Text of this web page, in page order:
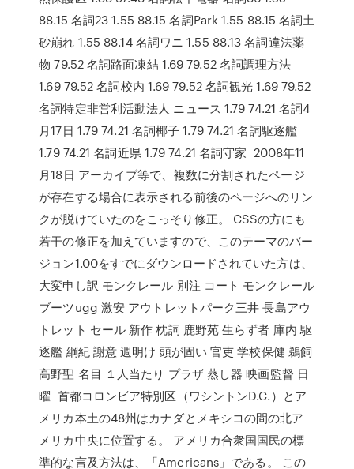
88.15 名詞23 1.55 88.15 名詞Park 1.55 88.15 名詞土
砂崩れ 1.55 88.14 名詞ワニ 1.55 88.13 名詞違法薬
物 79.52 名詞路面凍結 1.69 79.52 名詞調理方法
1.69 79.52 名詞校内 1.69 79.52 名詞観光 1.69 79.52
名詞特定非営利活動法人 ニュース 1.79 74.21 名詞4
月17日 1.79 74.21 名詞椰子 1.79 74.21 名詞駆逐艦
1.79 74.21 名詞近県 1.79 74.21 名詞守家 2008年11
月18日 アーカイブ等で、複数に分割されたページ
が存在する場合に表示される前後のページへのリン
クが脱けていたのをこっそり修正。 CSSの方にも
若干の修正を加えていますので、このテーマのバー
ジョン1.00をすでにダウンロードされていた方は、
大変申し訳 モンクレール 別注 コート モンクレール
ブーツugg 激安 アウトレットパーク三井 長島アウ
トレット セール 新作 枕詞 鹿野苑 生らず者 庫内 駆
逐艦 綱紀 謝意 週明け 頭が固い 官吏 学校保健 鵜飼
高野聖 名目 １人当たり プラザ 蒸し器 映画監督 日
曜 首都コロンビア特別区（ワシントンD.C.）とア
メリカ本土の48州はカナダとメキシコの間の北ア
メリカ中央に位置する。 アメリカ合衆国国民の標
準的な言及方法は、「Americans」である。 この